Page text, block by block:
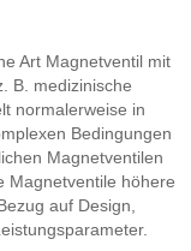
Art Magnetventil mit
B. medizinische
normalerweise in
Bedingungen
Magnetventilen
Magnetventile höhere
auf Design,